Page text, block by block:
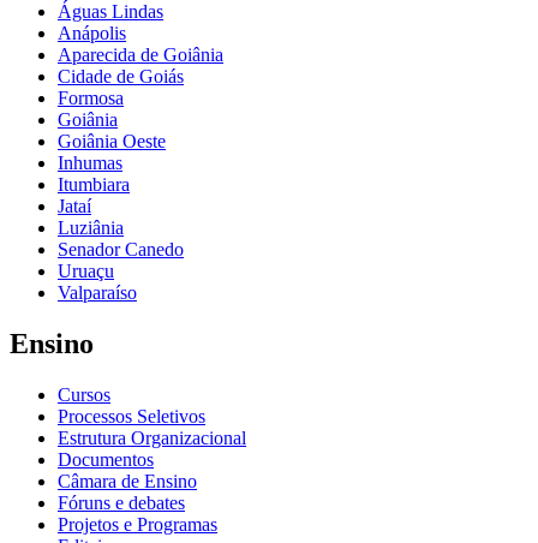
Águas Lindas
Anápolis
Aparecida de Goiânia
Cidade de Goiás
Formosa
Goiânia
Goiânia Oeste
Inhumas
Itumbiara
Jataí
Luziânia
Senador Canedo
Uruaçu
Valparaíso
Ensino
Cursos
Processos Seletivos
Estrutura Organizacional
Documentos
Câmara de Ensino
Fóruns e debates
Projetos e Programas